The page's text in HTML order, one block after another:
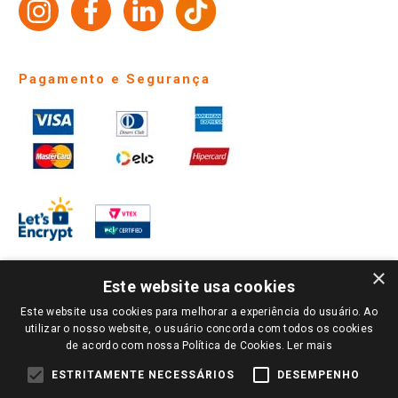
Identidade Visual
Pagamento e Segurança
PARA VER OS PREÇOS DA SUA REGIÃO, FAÇA LOGIN E SELECIONE A LOJA DE
SUA PREFERÊNCIA. SOMENTE APÓS O LOGIN, OS PREÇOS DA SUA REGIÃO OU
LOJA SERÃO CARREGADOS.
TODOS OS PREÇOS E CONDIÇÕES COMERCIAIS DESTE SITE SÃO VÁLIDOS APENAS
PARA COMPRAS REALIZADAS NO GIASSI.COM.BR E NA LOJA SELECIONADA
×
Este website usa cookies
Este website usa cookies para melhorar a experiência do usuário. Ao
utilizar o nosso website, o usuário concorda com todos os cookies
de acordo com nossa Política de Cookies. Ler mais
ESTRITAMENTE NECESSÁRIOS DESEMPENHO